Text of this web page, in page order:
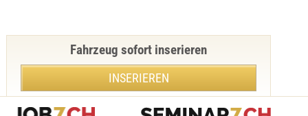
Fahrzeug sofort inserieren
INSERIEREN